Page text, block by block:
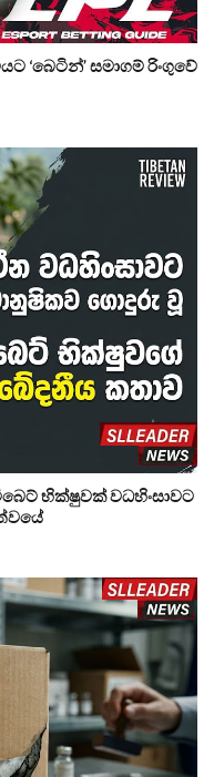
‘බෙටින්’ සමාගම් රිංගුවේ
භික්ෂුවක් වධහිංසාවට